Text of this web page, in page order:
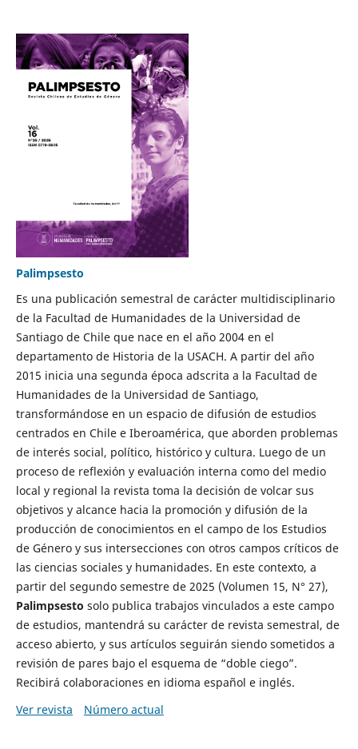
Palimpsesto
Es una publicación semestral de carácter multidisciplinario
de la Facultad de Humanidades de la Universidad de
Santiago de Chile que nace en el año 2004 en el
departamento de Historia de la USACH. A partir del año
2015 inicia una segunda época adscrita a la Facultad de
Humanidades de la Universidad de Santiago,
transformándose en un espacio de difusión de estudios
centrados en Chile e Iberoamérica, que aborden problemas
de interés social, político, histórico y cultura. Luego de un
proceso de reflexión y evaluación interna como del medio
local y regional la revista toma la decisión de volcar sus
objetivos y alcance hacia la promoción y difusión de la
producción de conocimientos en el campo de los Estudios
de Género y sus intersecciones con otros campos críticos de
las ciencias sociales y humanidades. En este contexto, a
partir del segundo semestre de 2025 (Volumen 15, N° 27),
Palimpsesto solo publica trabajos vinculados a este campo
de estudios, mantendrá su carácter de revista semestral, de
acceso abierto, y sus artículos seguirán siendo sometidos a
revisión de pares bajo el esquema de “doble ciego”.
Recibirá colaboraciones en idioma español e inglés.
Ver revista
Número actual